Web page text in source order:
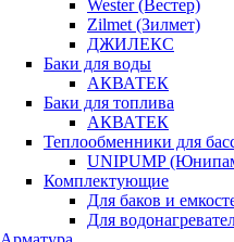
Wester (Вестер)
Zilmet (Зилмет)
ДЖИЛЕКС
Баки для воды
АКВАТЕК
Баки для топлива
АКВАТЕК
Теплообменники для
UNIPUMP
Комплектующие
Для баков и
Для